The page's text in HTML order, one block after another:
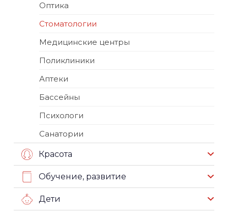
Оптика
Стоматологии
Медицинские центры
Поликлиники
Аптеки
Бассейны
Психологи
Санатории
Красота
Обучение, развитие
Дети